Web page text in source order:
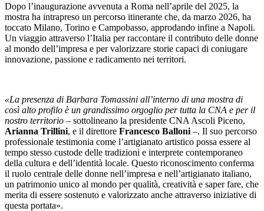
Dopo l’inaugurazione avvenuta a Roma nell’aprile del 2025, la
mostra ha intrapreso un percorso itinerante che, da marzo 2026, ha
toccato Milano, Torino e Campobasso, approdando infine a Napoli.
Un viaggio attraverso l’Italia per raccontare il contributo delle donne
al mondo dell’impresa e per valorizzare storie capaci di coniugare
innovazione, passione e radicamento nei territori.
«La presenza di Barbara Tomassini all’interno di una mostra di
così alto profilo è un grandissimo orgoglio per tutta la CNA e per il
nostro territorio – sottolineano la presidente CNA Ascoli Piceno,
Arianna Trillini, e il direttore Francesco Balloni –. Il suo percorso
professionale testimonia come l’artigianato artistico possa essere al
tempo stesso custode delle tradizioni e interprete contemporaneo
della cultura e dell’identità locale. Questo riconoscimento conferma
il ruolo centrale delle donne nell’impresa e nell’artigianato italiano,
un patrimonio unico al mondo per qualità, creatività e saper fare, che
merita di essere sostenuto e valorizzato anche attraverso iniziative di
questa portata».